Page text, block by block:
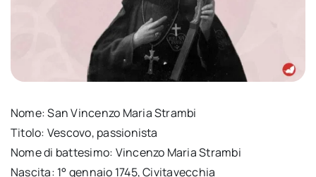
Nome: San Vincenzo Maria Strambi
Titolo: Vescovo, passionista
Nome di battesimo: Vincenzo Maria Strambi
Nascita: 1° gennaio 1745, Civitavecchia